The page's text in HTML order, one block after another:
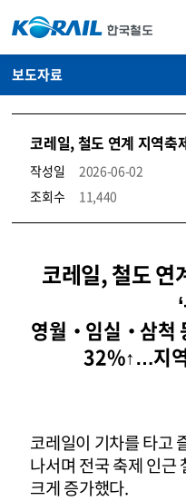
보도자료
코레일, 철도 연계 지역축
작성일
2026-06-02
조회수
11,440
뉴스·홍보_보도자료 상세보기 – 내용, 파일, 담당자 연락처로 구성
코레일, 철도 연
영월‧임실‧삼척
32%↑…지
코레일이 기차를 타고
나서며 전국 축제 인근
크게 증가했다.